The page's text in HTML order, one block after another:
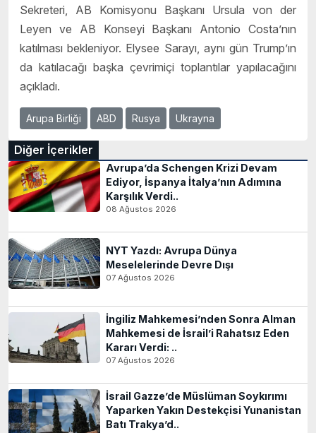
Sekreteri, AB Komisyonu Başkanı Ursula von der
Leyen ve AB Konseyi Başkanı Antonio Costa’nın
katılması bekleniyor. Elysee Sarayı, aynı gün Trump’ın
da katılacağı başka çevrimiçi toplantılar yapılacağını
açıkladı.
Arupa Birliği ABD Rusya Ukrayna
Diğer İçerikler
Avrupa’da Schengen Krizi Devam
Ediyor, İspanya İtalya’nın Adımına
Karşılık Verdi..
08 Ağustos 2026
NYT Yazdı: Avrupa Dünya
Meselelerinde Devre Dışı
07 Ağustos 2026
İngiliz Mahkemesi’nden Sonra Alman
Mahkemesi de İsrail’i Rahatsız Eden
Kararı Verdi: ..
07 Ağustos 2026
İsrail Gazze’de Müslüman Soykırımı
Yaparken Yakın Destekçisi Yunanistan
Batı Trakya’d..